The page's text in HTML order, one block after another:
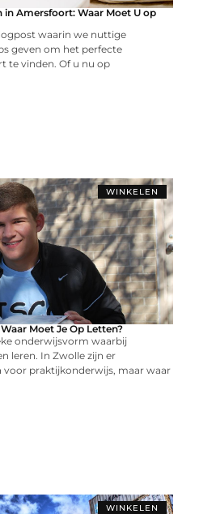
in Amersfoort: Waar Moet U op
waarin we nuttige
geven om het perfecte
te vinden. Of u nu op
WINKELEN
Moet Je Op Letten?
onderwijsvorm waarbij
leren. In Zwolle zijn er
voor praktijkonderwijs, maar waar
WINKELEN